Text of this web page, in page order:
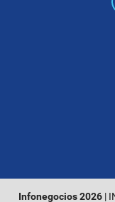
Infonegocios 2026 |